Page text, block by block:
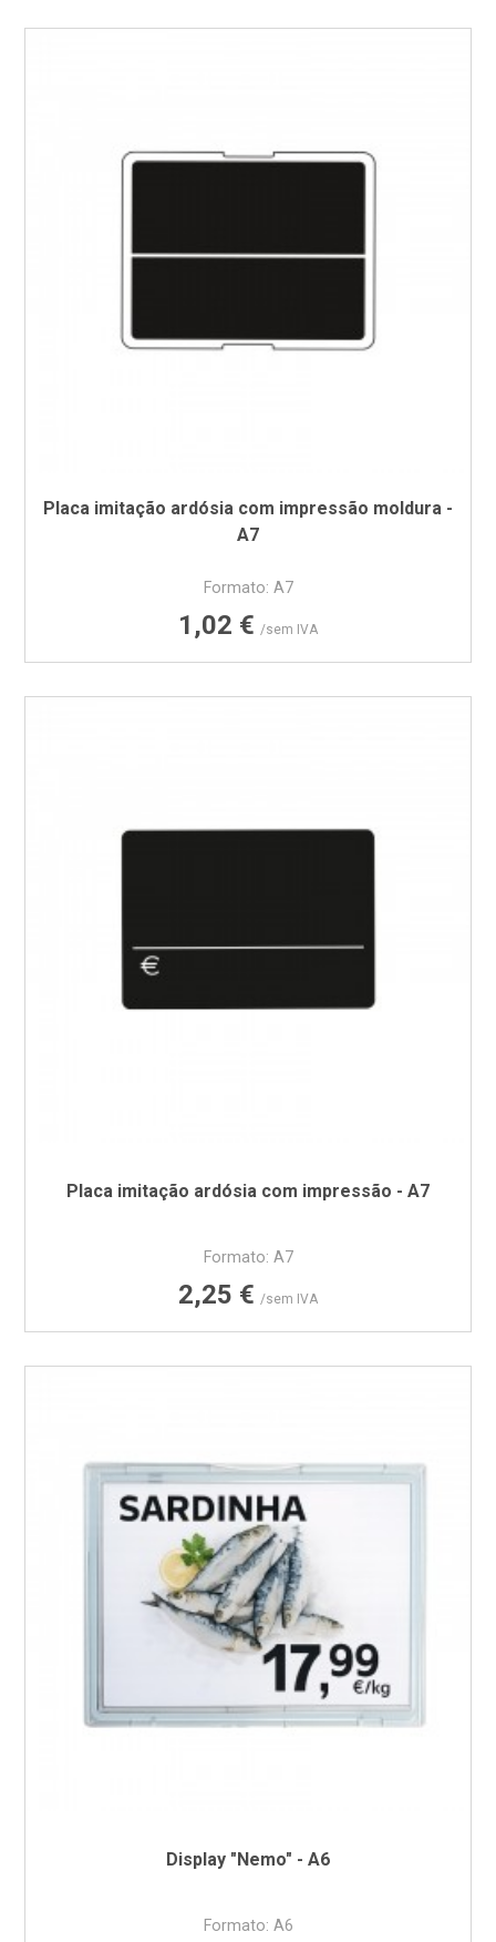
Placa imitação ardósia com impressão moldura -
A7
Formato: A7
Preço
1,02 € /sem IVA
Placa imitação ardósia com impressão - A7
Formato: A7
Preço
2,25 € /sem IVA
Display "Nemo" - A6
Formato: A6